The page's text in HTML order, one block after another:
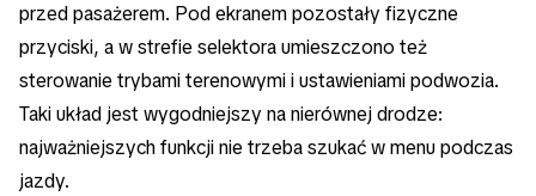
przed pasażerem. Pod ekranem pozostały fizyczne
przyciski, a w strefie selektora umieszczono też
sterowanie trybami terenowymi i ustawieniami podwozia.
Taki układ jest wygodniejszy na nierównej drodze:
najważniejszych funkcji nie trzeba szukać w menu podczas
jazdy.